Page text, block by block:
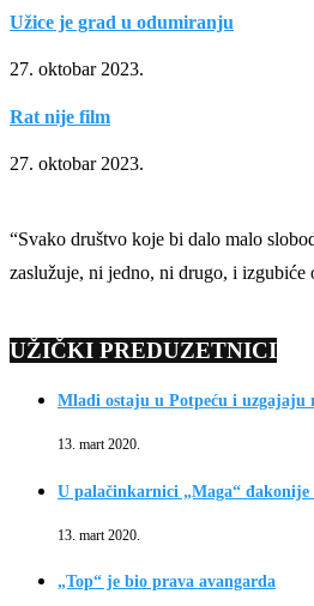
Užice je grad u odumiranju
27. oktobar 2023.
Rat nije film
27. oktobar 2023.
“Svako društvo koje bi dalo malo
zaslužuje, ni jedno, ni drugo, i izgubiće
UŽIČKI PREDUZETNICI
Mladi ostaju u Potpeću i uzgajaju
13. mart 2020.
U palačinkarnici „Maga“ đakonije
13. mart 2020.
„Top“ je bio prava avangarda